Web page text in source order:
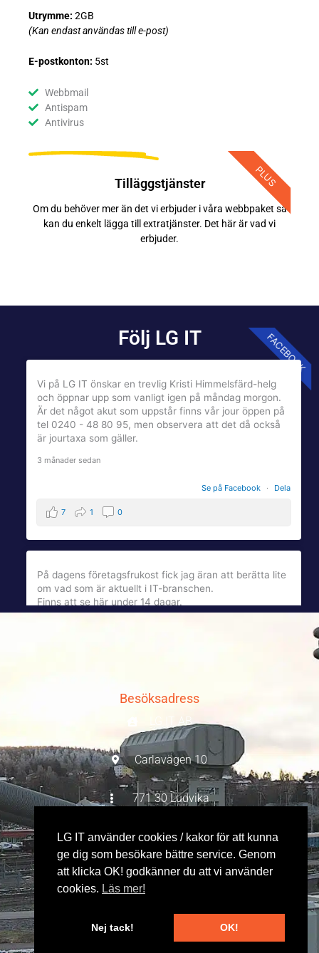
Utrymme: 2GB
(Kan endast användas till e-post)
E-postkonton: 5st
Webbmail
Antispam
Antivirus
PLUS
Tilläggstjänster
Om du behöver mer än det vi erbjuder i våra webbpaket så
kan du enkelt lägga till extratjänster. Det här är vad vi
erbjuder.
FACEBOOK
Följ LG IT
Vi på LG IT önskar en trevlig Kristi Himmelsfärd-helg
och öppnar upp som vanligt igen på måndag morgon.
Är det något akut som uppstår finns vår jour öppen på
tel 0240 - 48 80 95, men observera att det då också
är jourtaxa som gäller.
3 månader sedan
Se på Facebook · Dela
7 1 0
På dagens företagsfrukost fick jag äran att berätta lite
om vad som är aktuellt i IT-branschen.
Finns att se här under 14 dagar.
0
LADDA MER
Besöksadress
LG IT AB
Carlavägen 10
771 30 Ludvika
LG IT AB
Storgatan 19
771 30 Ludvika
LG IT använder cookies / kakor för att kunna
ge dig som besökare bättre service. Genom
att klicka OK! godkänner du att vi använder
cookies. Läs mer!
Nej tack! OK!